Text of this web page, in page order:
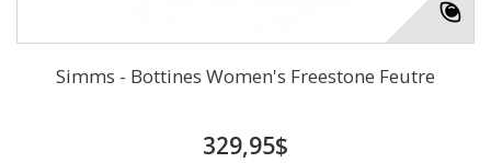
Simms - Bottines Women's Freestone Feutre
329,95$